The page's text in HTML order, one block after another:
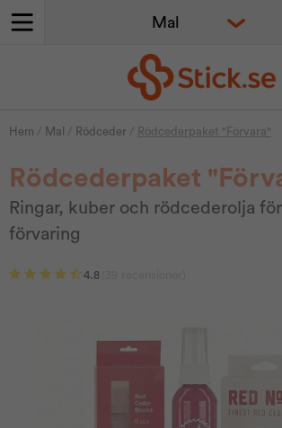
Hem / Mal / Rödceder / Rödcederpaket "Förvara"
Rödcederpaket
Ringar, kuber och rödcederolja
förvaring
4.8